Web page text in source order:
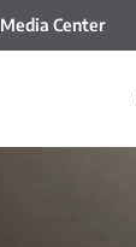
Media Center